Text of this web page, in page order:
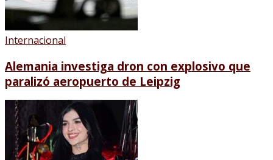
Internacional
Alemania investiga dron con explosivo que
paralizó aeropuerto de Leipzig